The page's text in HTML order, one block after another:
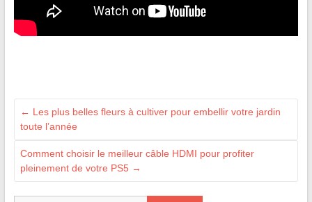
← Les plus belles fleurs à cultiver pour embellir votre jardin
toute l’année
Comment choisir le meilleur câble HDMI pour profiter
pleinement de votre PS5 →